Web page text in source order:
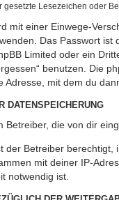
gesetzte Lesezeichen oder
mit einer Einwege-
Das Passwort
Limited oder ein
benutzen. Die
Adresse, mit dem du
DATENSPEICHERUNG
Betreiber, die von dir
der Betreiber
mit deiner IP-
notwendig ist.